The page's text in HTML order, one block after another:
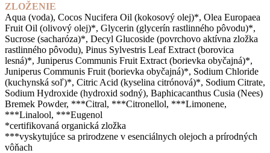
ZLOŽENIE
Aqua (voda), Cocos Nucifera Oil (kokosový olej)*, Olea Europaea
Fruit Oil (olivový olej)*, Glycerin (glycerín rastlinného pôvodu)*,
Sucrose (sacharóza)*, Decyl Glucoside (povrchovo aktívna zložka
rastlinného pôvodu), Pinus Sylvestris Leaf Extract (borovica
lesná)*, Juniperus Communis Fruit Extract (borievka obyčajná)*,
Juniperus Communis Fruit (borievka obyčajná)*, Sodium Chloride
(kuchynská soľ)*, Citric Acid (kyselina citrónová)*, Sodium Citrate,
Sodium Hydroxide (hydroxid sodný), Baphicacanthus Cusia (Nees)
Bremek Powder, ***Citral, ***Citronellol, ***Limonene,
***Linalool, ***Eugenol
*certifikovaná organická zložka
***vyskytujúce sa prirodzene v esenciálnych olejoch a prírodných
vôňach